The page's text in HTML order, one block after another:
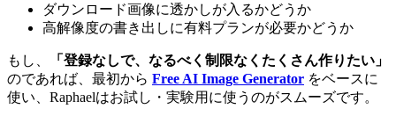
ダウンロード画像に透かしが入るかどうか
高解像度の書き出しに有料プランが必要かどうか
もし、
「登録なしで、なるべく制限なくたくさん作りたい」
のであれば、最初から Free AI Image Generator をベースに
使い、Raphaelはお試し・実験用に使うのがスムーズです。